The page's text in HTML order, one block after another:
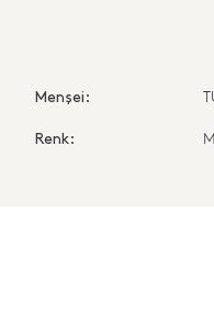
Menşei:
Renk: